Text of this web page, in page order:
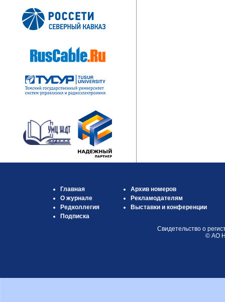
Главная
О журнале
Редколлегия
Подписка
Архив номеров
Рекламодателям
Выставки и конференции
Свидетельство о
© АО